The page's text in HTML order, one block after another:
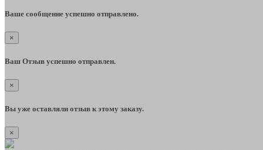
Ваше сообщение успешно отправлено.
×
Ваш Отзыв успешно отправлен.
×
Вы уже оставляли отзыв к этому заказу.
×